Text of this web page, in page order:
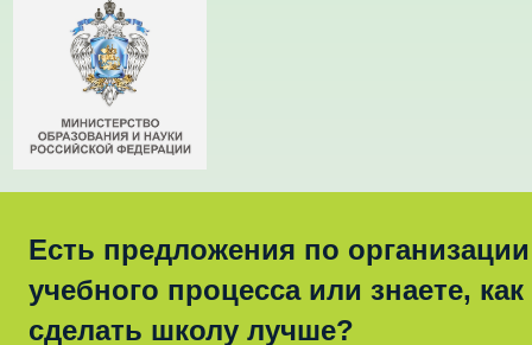
Есть предложения по организации
учебного процесса или знаете, как
сделать школу лучше?